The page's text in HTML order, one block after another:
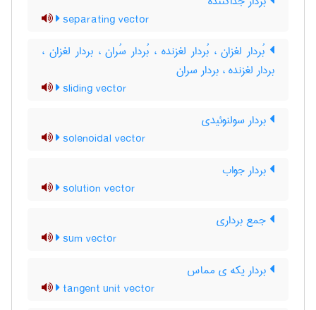
separating vector
بُردار لغزان ، بُردار لغزنده ، بُردار سُران ، بردار لغزان ،
بردار لغزنده ، بردار سران
sliding vector
بردار سولنوئیدی
solenoidal vector
بردار جواب
solution vector
جمع برداری
sum vector
بردار یکه ی مماس
tangent unit vector